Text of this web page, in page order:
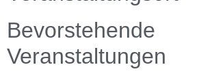
Bevorstehende
Veranstaltungen